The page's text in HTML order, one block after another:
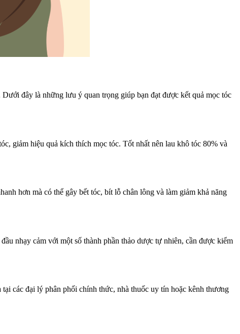
đây là những lưu ý quan trọng giúp bạn đạt được kết quả mọc tóc
giảm hiệu quả kích thích mọc tóc. Tốt nhất nên lau khô tóc 80% và
hơn mà có thể gây bết tóc, bít lỗ chân lông và làm giảm khả năng
nhạy cảm với một số thành phần thảo dược tự nhiên, cần được kiểm
các đại lý phân phối chính thức, nhà thuốc uy tín hoặc kênh thương